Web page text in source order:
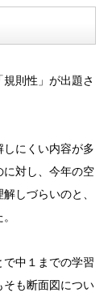
則性」が出題さ
にくい内容が多
に対し、今年の空
しづらいのと、
中１までの学習
そも断面図につい